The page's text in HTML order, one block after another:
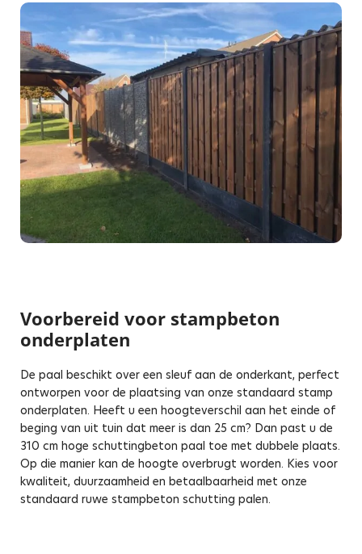
Voorbereid voor stampbeton
onderplaten
De paal beschikt over een sleuf aan de onderkant, perfect
ontworpen voor de plaatsing van onze standaard stamp
onderplaten. Heeft u een hoogteverschil aan het einde of
beging van uit tuin dat meer is dan 25 cm? Dan past u de
310 cm hoge schuttingbeton paal toe met dubbele plaats.
Op die manier kan de hoogte overbrugt worden. Kies voor
kwaliteit, duurzaamheid en betaalbaarheid met onze
standaard ruwe stampbeton schutting palen.